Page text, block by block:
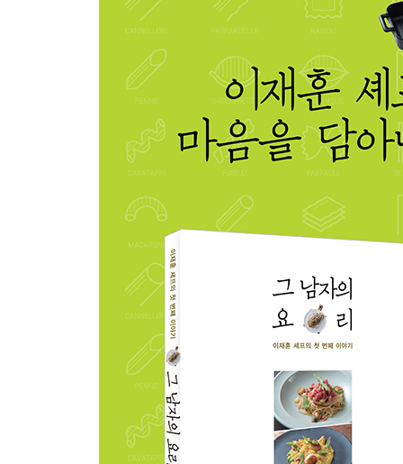
폰도 브루노(폰드뷰)
레몬 드레싱
발사믹 드레싱
볼로네제 소스
his story
PART 02 에피타이저와 샐러드
구운 파프리카를 곁드린 브루스케타
아보카도 무스와 생새우를 곁들인 브루스케타
다진 소고기로 속을 채운 올리브 튀김과 레몬 마요
레몬으로 마리네이드한 오징어를 곁들인 루꼴라
토마토빱빠
루꼴라 페스토를 곁들인 보코치니 치즈 샐러드
달콤한 된장 소스와 리코타 치즈, 스카모르짜 치즈
후레쉬 모짜렐라 튀김과 토마토소스
푸아그라 무스를 곁들인 페이스트리
비스큐 크림과 삶아낸 보리, 관자, 조개로 속을 채
데리야끼 소스와 아보카도 새우 샐러드
비트, 리코타 치즈와 고르곤졸라 치즈 말아구운 샐
구운 야채와 볼로네제 수란을 곁들인 샐러드